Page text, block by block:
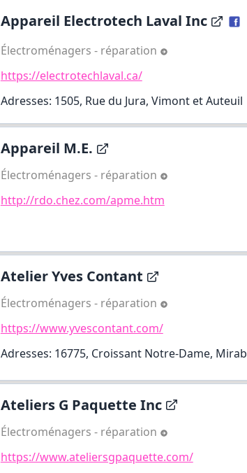
Appareil Electrotech Laval Inc
Électroménagers - réparation
https://electrotechlaval.ca/
Adresses: 1505, Rue du Jura, Vimont et Auteuil
Appareil M.E.
Électroménagers - réparation
http://rdo.chez.com/apme.htm
Atelier Yves Contant
Électroménagers - réparation
https://www.yvescontant.com/
Adresses: 16775, Croissant Notre-Dame,
Ateliers G Paquette Inc
Électroménagers - réparation
https://www.ateliersgpaquette.com/